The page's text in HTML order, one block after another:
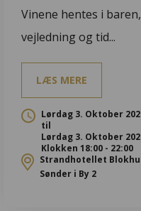
Vinene hentes i
vejledning og tid...
LÆS MERE
Lørdag 3. Oktober
til
Lørdag 3. Oktober
Klokken 18:00 - 22:00
Strandhotellet
Sønder i By 2